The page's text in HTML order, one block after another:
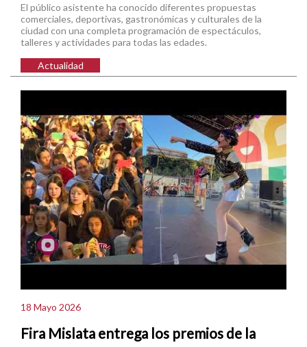
El público asistente ha conocido diferentes propuestas
comerciales, deportivas, gastronómicas y culturales de la
ciudad con una completa programación de espectáculos,
talleres y actividades para todas las edades.
Actualidad
18 Mayo 2026
Fira Mislata entrega los premios de la